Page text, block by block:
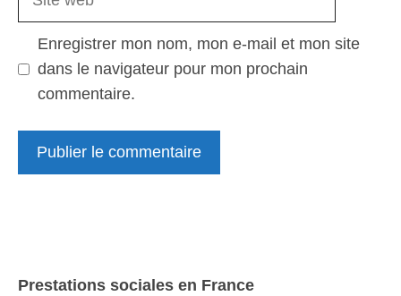
Enregistrer mon nom, mon e-mail et mon site
dans le navigateur pour mon prochain
commentaire.
Prestations sociales en France